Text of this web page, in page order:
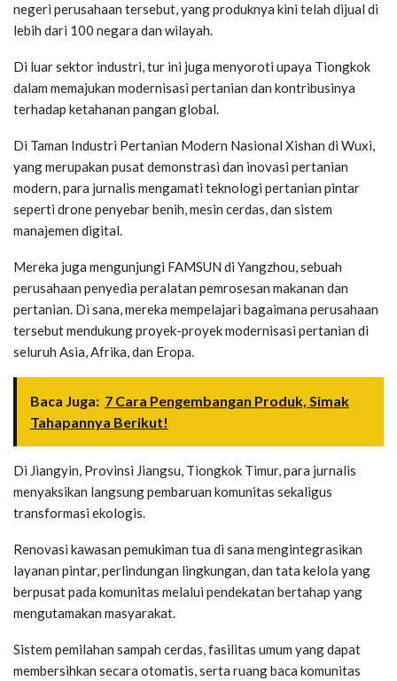
negeri perusahaan tersebut, yang produknya kini telah dijual di
lebih dari 100 negara dan wilayah.
Di luar sektor industri, tur ini juga menyoroti upaya Tiongkok
dalam memajukan modernisasi pertanian dan kontribusinya
terhadap ketahanan pangan global.
Di Taman Industri Pertanian Modern Nasional Xishan di Wuxi,
yang merupakan pusat demonstrasi dan inovasi pertanian
modern, para jurnalis mengamati teknologi pertanian pintar
seperti drone penyebar benih, mesin cerdas, dan sistem
manajemen digital.
Mereka juga mengunjungi FAMSUN di Yangzhou, sebuah
perusahaan penyedia peralatan pemrosesan makanan dan
pertanian. Di sana, mereka mempelajari bagaimana perusahaan
tersebut mendukung proyek-proyek modernisasi pertanian di
seluruh Asia, Afrika, dan Eropa.
Baca Juga: 7 Cara Pengembangan Produk, Simak
Tahapannya Berikut!
Di Jiangyin, Provinsi Jiangsu, Tiongkok Timur, para jurnalis
menyaksikan langsung pembaruan komunitas sekaligus
transformasi ekologis.
Renovasi kawasan pemukiman tua di sana mengintegrasikan
layanan pintar, perlindungan lingkungan, dan tata kelola yang
berpusat pada komunitas melalui pendekatan bertahap yang
mengutamakan masyarakat.
Sistem pemilahan sampah cerdas, fasilitas umum yang dapat
membersihkan secara otomatis, serta ruang baca komunitas